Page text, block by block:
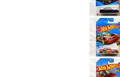
Đồ
Chơi
'84
Audi
Sport
quattro
Hình
Đồ
Chơi
Hot
Wheels
HW
Turbo
Series
Mercedes-
Benz
560
SEC
AMG
Hot
Wheels
HW
Art